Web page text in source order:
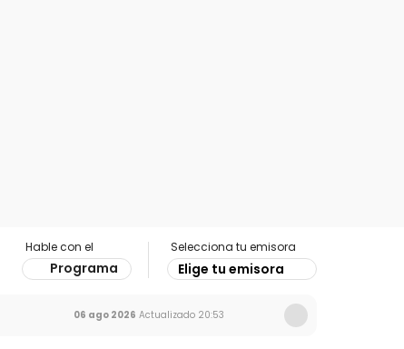
Hable con el
Programa
Selecciona tu emisora
Elige tu emisora
06 ago 2026 Actualizado 20:53